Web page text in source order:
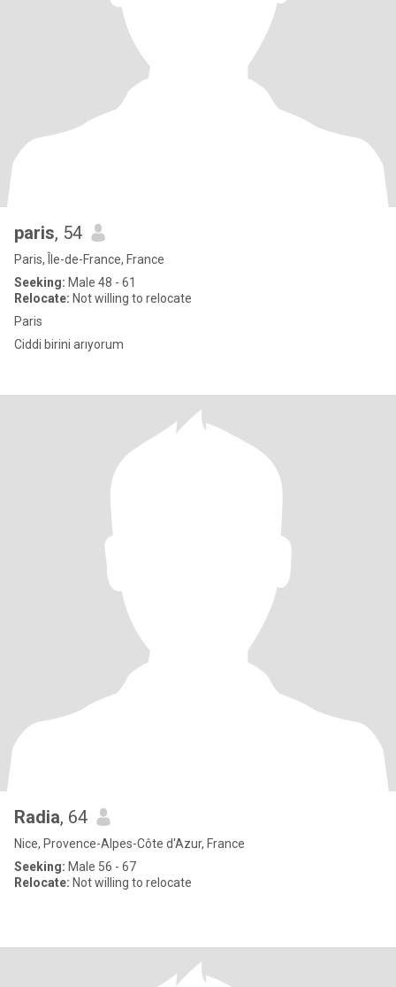
paris, 54
Paris, Île-de-France, France
Seeking: Male 48 - 61
Relocate: Not willing to relocate
Paris
Ciddi birini arıyorum
Radia, 64
Nice, Provence-Alpes-Côte d'Azur, France
Seeking: Male 56 - 67
Relocate: Not willing to relocate